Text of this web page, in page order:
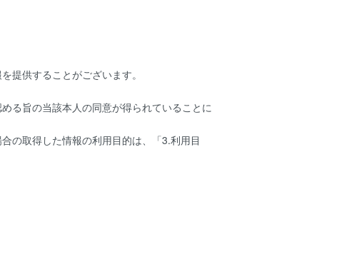
提供することがございます。
る旨の当該本人の同意が得られていることに
の取得した情報の利用目的は、「3.利用目